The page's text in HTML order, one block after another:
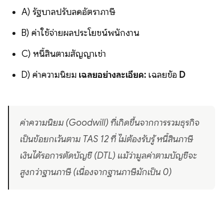
A) รัฐบาลปรับลดอัตราภาษี
B) ค่าใช้จ่ายผลประโยชน์พนักงาน
C) หนี้สินตามสัญญาเช่า
D) ค่าความนิยม เฉลยอย่างละเอียด: เฉลยข้อ D
ค่าความนิยม (Goodwill) ที่เกิดขึ้นจากการรวมธุรกิจ
เป็นข้อยกเว้นตาม TAS 12 ที่ ไม่ต้องรับรู้ หนี้สินภาษี
เงินได้รอการตัดบัญชี (DTL) แม้ว่ามูลค่าตามบัญชีจะ
สูงกว่าฐานภาษี (เนื่องจากฐานภาษีมักเป็น 0)